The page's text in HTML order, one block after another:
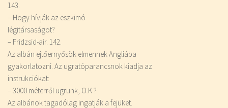
143.
– Hogy hívják az eszkimó
légitársaságot?
– Fridzsid-air. 142.
Az albán ejtőernyősök elmennek Angliába
gyakorlatozni. Az ugratóparancsnok kiadja az
instrukciókat:
– 3000 méterről ugrunk, O.K.?
Az albánok tagadólag ingatják a fejüket.